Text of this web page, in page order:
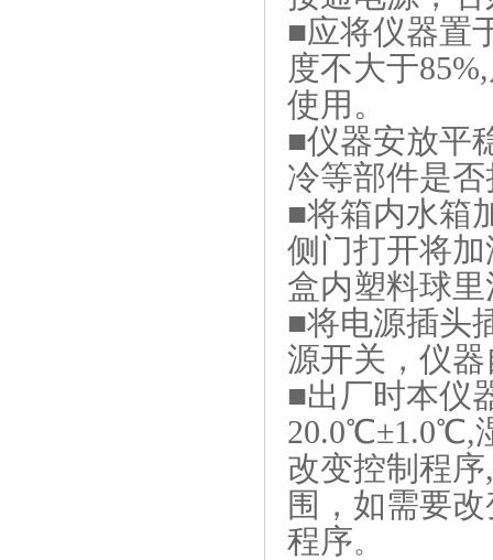
■应将仪器置
度不大于
使用。
■仪器安放平
冷等部件是
■将箱内水箱
侧门打开将
盒内塑料球
■将电源插头
源开关，仪
■出厂时本仪
20.0℃±1.0℃,
改变控制程
围，如需要
程序。